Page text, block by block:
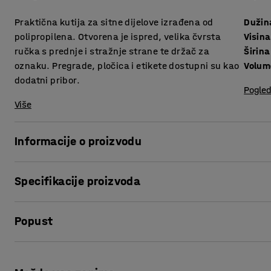
Praktična kutija za sitne dijelove izrađena od
polipropilena. Otvorena je ispred, velika čvrsta
ručka s prednje i stražnje strane te držač za
oznaku. Pregrade, pločica i etikete dostupni su kao
dodatni pribor.
Više
Visina
Širina
Informacije o proizvodu
police!
Specifikacije proizvoda
Visina: 95
Visina, Unutarnja
88
Popust